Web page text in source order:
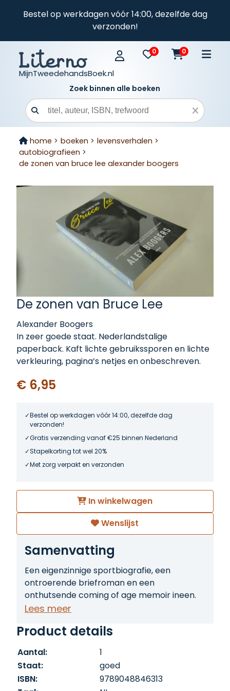
Bestel op werkdagen vóór 14:00, dezelfde dag
verzonden!
MijnTweedehandsBoek.nl
0 0
Zoek binnen alle boeken
Zoekveld
home > boeken > levensverhalen >
autobiografieen >
de zonen van bruce lee alexander boogers
De zonen van Bruce Lee
Alexander Boogers
In zeer goede staat. Nederlandstalige
paperback. Kaft lichte gebruikssporen en lichte
verkleuring, pagina’s netjes en onbeschreven.
€ 6,95
Bestel op werkdagen vóór 14:00, dezelfde dag
verzonden!
Gratis verzending vanaf €25 binnen Nederland
Stapelkorting tot wel 20%
Met zorg verpakt en verzonden
In winkelwagen
Wenslijst
Samenvatting
Een eigenzinnige sportbiografie, een
ontroerende briefroman en een
onthutsende coming of age memoir ineen.
In De zonen van Bruce Lee reist Alex Boogers
Westkust van de Verenigde Staten, op zoek
treft er ontroerende kruimels aan van de
straatvechter die een wereldberoemd
vechtkunstenaar werd; de vechtkunstenaar
Lees meer
Product details
Aantal:
1
Staat:
goed
ISBN:
9789048846313